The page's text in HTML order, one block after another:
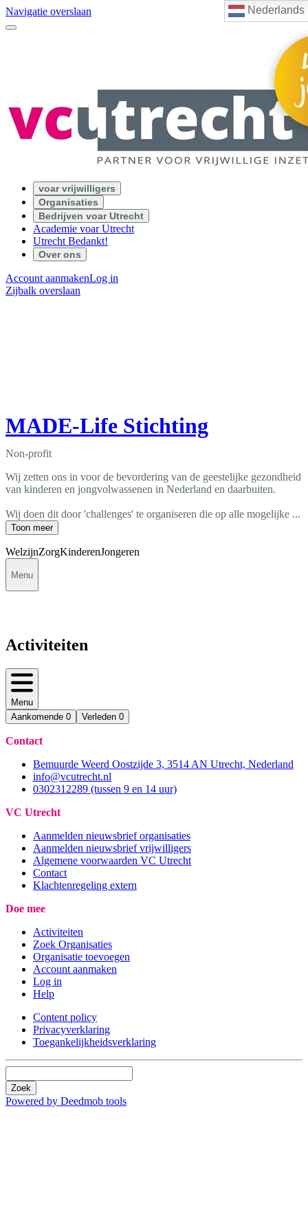
Nederlands
Navigatie overslaan
voar vrijwilligers
Organisaties
Bedrijven voar Utrecht
Academie voar Utrecht
Utrecht Bedankt!
Over ons
Account aanmakenLog in
Zijbalk overslaan
MADE-Life Stichting
Non-profit
Wij zetten ons in voor de bevordering van de geestelijke gezondheid
van kinderen en jongvolwassenen in Nederland en daarbuiten.
Wij doen dit door 'challenges' te organiseren die op alle mogelijke ...
Toon meer
WelzijnZorgKinderenJongeren
Menu
Activiteiten
Menu
Aankomende 0 Verleden 0
Contact
Bemuurde Weerd Oostzijde 3, 3514 AN Utrecht, Nederland
info@vcutrecht.nl
0302312289 (tussen 9 en 14 uur)
VC Utrecht
Aanmelden nieuwsbrief organisaties
Aanmelden nieuwsbrief vrijwilligers
Algemene voorwaarden VC Utrecht
Contact
Klachtenregeling extern
Doe mee
Activiteiten
Zoek Organisaties
Organisatie toevoegen
Account aanmaken
Log in
Help
Content policy
Privacyverklaring
Toegankelijkheidsverklaring
Zoek
Powered by Deedmob tools